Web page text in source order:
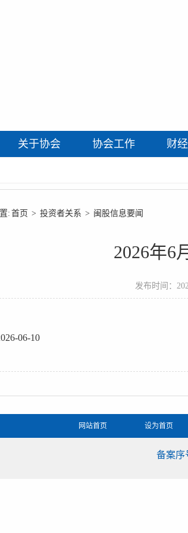
关于协会 协会工作 财
:首页 > 投资者关系 > 闽股信息要闻
2026年6
发布时间：
06-10
网站首页 设为首页
备案序